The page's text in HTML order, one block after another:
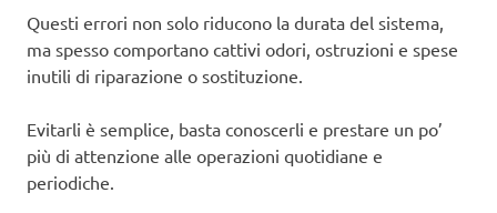
Questi errori non solo riducono la durata del sistema,
ma spesso comportano cattivi odori, ostruzioni e spese
inutili di riparazione o sostituzione.
Evitarli è semplice, basta conoscerli e prestare un po’
più di attenzione alle operazioni quotidiane e
periodiche.